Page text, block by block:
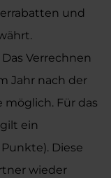
und
Verrechnen
Jahr nach der
Für das
ein
Diese
wieder